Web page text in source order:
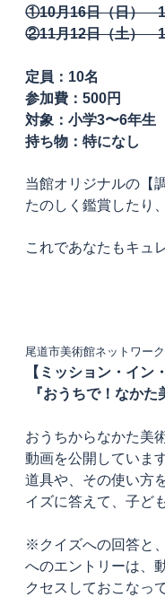
①10月16日（日）
②11月12日（土）
定員：10名
参加費：500円
対象：小学3〜6年生
持ち物：特になし
当館オリジナルの【
たのしく鑑賞したり
これであなたもキュ
尾道市美術館ネットワー
【ミッション・イン
『おうちで！なかた
おうちからなかた美
動画を公開していま
道具や、その使い方
イズに答えて、子ど
※クイズへの回答と
へのエントリーは、
クセスしておこなっ